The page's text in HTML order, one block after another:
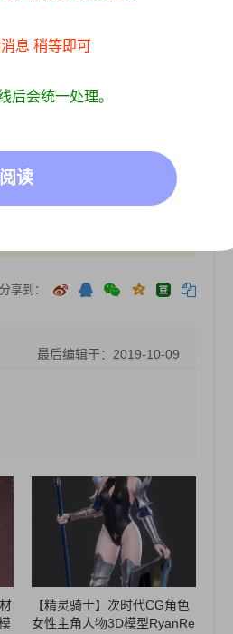
正常运转;
者提供素材与鉴赏学习;
及欣赏!请在下载后24小时内删
时删除或者修改。
分享到：
最后编辑于：2019-10-09
【精灵骑士】次时代CG角色
女性主角人物3D模型RyanRe
息 稍等即可
后会统一处理。
读